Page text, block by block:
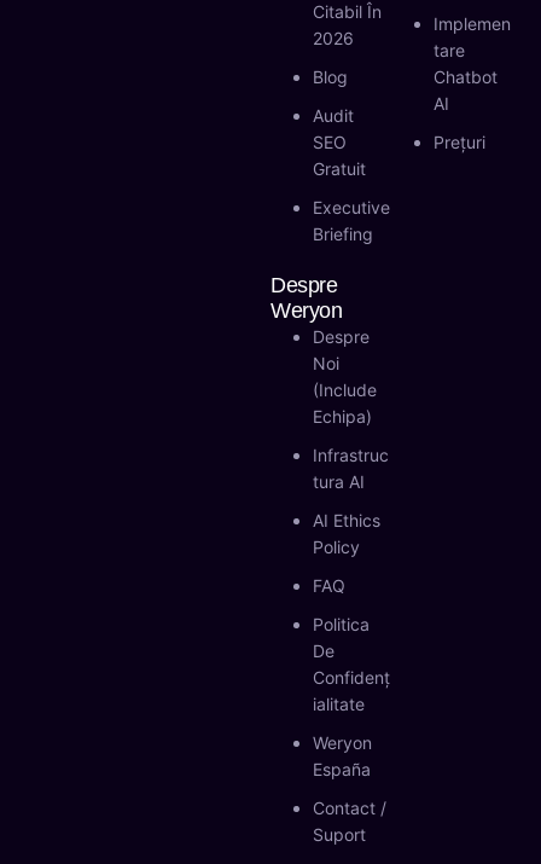
Citabil În
2026
Blog
Audit
SEO
Gratuit
Executive
Briefing
Implemen
Tare
Chatbot
AI
Prețuri
Despre
Weryon
Despre
Noi
(include
Echipa)
Infrastruc
Tura AI
AI Ethics
Policy
FAQ
Politica
De
Confidenț
Ialitate
Weryon
España
Contact /
Suport